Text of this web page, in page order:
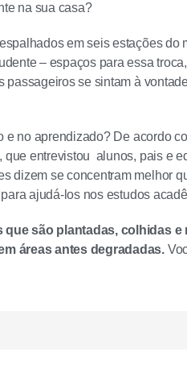
na sua casa?
em seis estações do
– espaços para essa
se sintam à
no aprendizado? De acordo
, que entrevistou alunos, pais e
dizem se concentram melhor
ajudá-los nos estudos
são plantadas, colhidas e
áreas antes degradadas.